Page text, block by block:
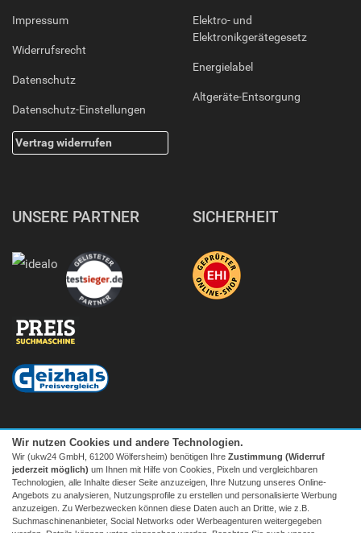
Impressum
Widerrufsrecht
Datenschutz
Datenschutz-Einstellungen
Vertrag widerrufen
Elektro- und
Elektronikgerätegesetz
Energielabel
Altgeräte-Entsorgung
UNSERE PARTNER SICHERHEIT
Facebook| twitter
Wir nutzen Cookies und andere Technologien.
Wir (ukw24 GmbH, 61200 Wölfersheim) benötigen Ihre Zustimmung (Widerruf
jederzeit möglich) um Ihnen mit Hilfe von Cookies, Pixeln und vergleichbaren
Technologien, alle Inhalte dieser Seite anzuzeigen, Ihre Nutzung unseres Online-
Angebots zu analysieren, Nutzungsprofile zu erstellen und personalisierte Werbung
anzuzeigen. Zu Werbezwecken können diese Daten auch an Dritte, wie z.B.
Suchmaschinenanbieter, Social Networks oder Werbeagenturen weitergegeben